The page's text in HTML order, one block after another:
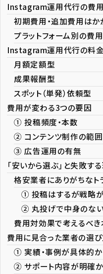
Instagram運用代行の費用
初期費用・追加費用はか
プラットフォーム別の費
Instagram運用代行の料
月額定額型
成果報酬型
スポット（単発）依頼型
費用が変わる3つの要因
① 投稿頻度・本数
② コンテンツ制作の範囲
③ 広告運用の有無
「安いから選ぶ」と失敗す
格安業者にありがちなト
① 投稿はするが戦略
② 丸投げで中身のな
費用対効果で考えるべ
費用に見合った業者の選び
① 実績・事例が具体的か
② サポート内容が明確か